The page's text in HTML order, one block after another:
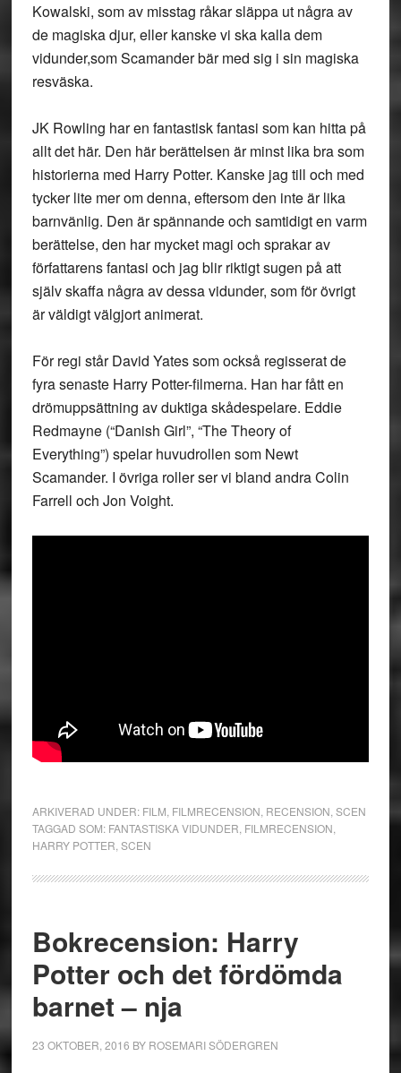
Kowalski, som av misstag råkar släppa ut några av
de magiska djur, eller kanske vi ska kalla dem
vidunder,som Scamander bär med sig i sin magiska
resväska.
JK Rowling har en fantastisk fantasi som kan hitta på
allt det här. Den här berättelsen är minst lika bra som
historierna med Harry Potter. Kanske jag till och med
tycker lite mer om denna, eftersom den inte är lika
barnvänlig. Den är spännande och samtidigt en varm
berättelse, den har mycket magi och sprakar av
författarens fantasi och jag blir riktigt sugen på att
själv skaffa några av dessa vidunder, som för övrigt
är väldigt välgjort animerat.
För regi står David Yates som också regisserat de
fyra senaste Harry Potter-filmerna. Han har fått en
drömuppsättning av duktiga skådespelare. Eddie
Redmayne (“Danish Girl”, “The Theory of
Everything”) spelar huvudrollen som Newt
Scamander. I övriga roller ser vi bland andra Colin
Farrell och Jon Voight.
ARKIVERAD UNDER: FILM FILMRECENSION RECENSION SCEN
TAGGAD SOM: FANTASTISKA VIDUNDER FILMRECENSION
HARRY POTTER SCEN
Bokrecension: Harry
Potter och det fördömda
barnet – nja
23 OKTOBER, 2016 BY ROSEMARI SÖDERGREN